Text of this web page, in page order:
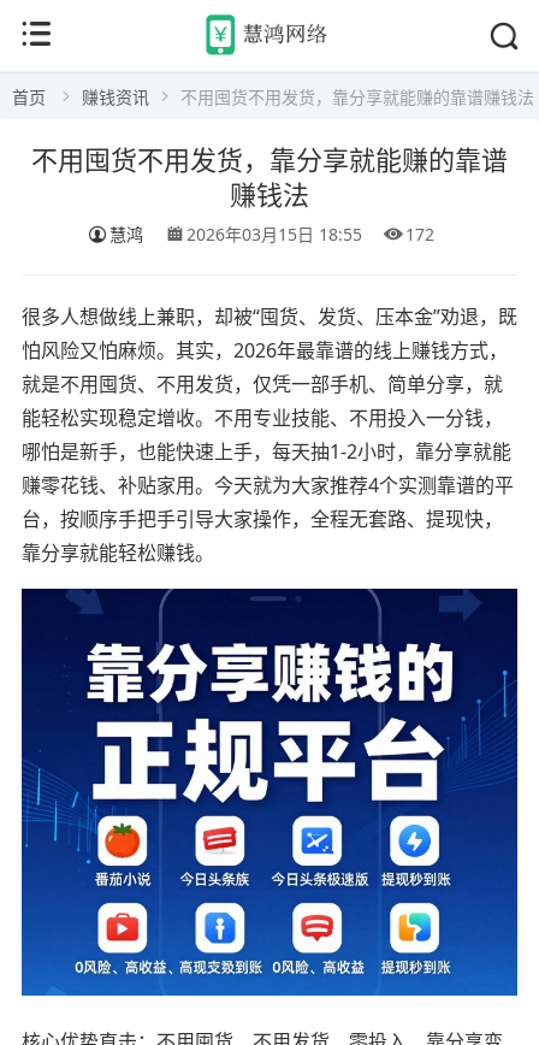
首页 赚钱资讯 不用囤货不用发货，靠分享就能赚的靠谱赚钱法
不用囤货不用发货，靠分享就能赚的靠谱
赚钱法
慧鸿 2026年03月15日 18:55 172
很多人想做线上兼职，却被“囤货、发货、压本金”劝退，既
怕风险又怕麻烦。其实，2026年最靠谱的线上赚钱方式，
就是不用囤货、不用发货，仅凭一部手机、简单分享，就
能轻松实现稳定增收。不用专业技能、不用投入一分钱，
哪怕是新手，也能快速上手，每天抽1-2小时，靠分享就能
赚零花钱、补贴家用。今天就为大家推荐4个实测靠谱的平
台，按顺序手把手引导大家操作，全程无套路、提现快，
靠分享就能轻松赚钱。